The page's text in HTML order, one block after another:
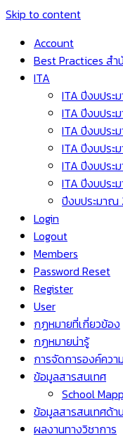
Skip to content
Account
Best Practices ส
ITA
ITA ปีงบประ
ITA ปีงบประ
ITA ปีงบประ
ITA ปีงบประ
ITA ปีงบประ
ITA ปีงบประ
ปีงบประมาณ
Login
Logout
Members
Password Reset
Register
User
กฏหมายที่เกี่ยวข้อง
กฏหมายน่ารู้
การจัดการองค์คว
ข้อมูลสารสนเทศ
School
ข้อมูลสารสนเทศด้
ผลงานทางวิชาการ